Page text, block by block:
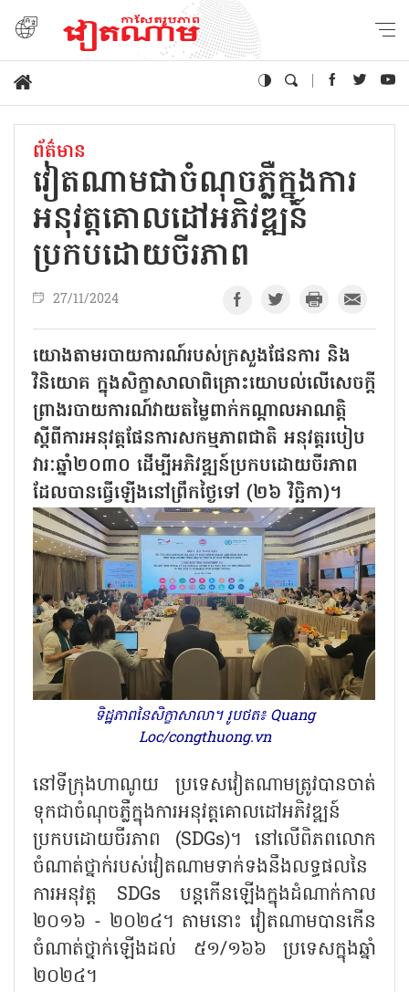
ព័ត៌មាន
វៀតណាមជាចំណុចភ្លឺក្នុងការ
អនុវត្តគោលដៅអភិវឌ្ឍន៍
ប្រកបដោយចីរភាព
27/11/2024
យោងតាមរបាយការណ៍របស់ក្រសួងផែនការ និង
វិនិយោគ ក្នុងសិក្ខាសាលាពិគ្រោះយោបល់លើសេចក្តី
ព្រាងរបាយការណ៍វាយតម្លៃពាក់កណ្តាលអាណត្តិ
ស្តីពីការអនុវត្តផែនការសកម្មភាពជាតិ អនុវត្តរបៀប
វារៈឆ្នាំ២០៣០ ដើម្បីអភិវឌ្ឍន៍ប្រកបដោយចីរភាព
ដែលបានធ្វើឡើងនៅព្រឹកថ្ងៃទៅ (២៦ វិច្ឆិកា)។
ទិដ្ឋភាពនៃសិក្ខាសាលា។ រូបថត៖ Quang
Loc/congthuong.vn
នៅទីក្រុងហាណូយ ប្រទេសវៀតណាមត្រូវបានចាត់
ទុកជាចំណុចភ្លឺក្នុងការអនុវត្តគោលដៅអភិវឌ្ឍន៍
ប្រកបដោយចីរភាព (SDGs)។ នៅលើពិភពលោក
ចំណាត់ថ្នាក់របស់វៀតណាមទាក់ទងនឹងលទ្ធផលនៃ
ការអនុវត្ត SDGs បន្តកើនឡើងក្នុងដំណាក់កាល
២០១៦ - ២០២៤។ តាមនោះ វៀតណាមបានកើន
ចំណាត់ថ្នាក់ឡើងដល់ ៥១/១៦៦ ប្រទេសក្នុងឆ្នាំ
២០២៤។